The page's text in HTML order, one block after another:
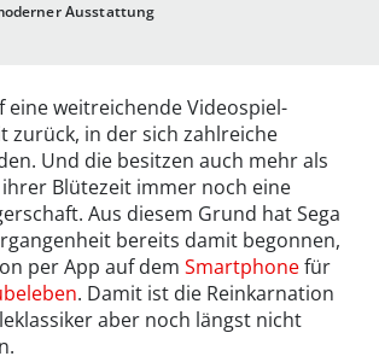
Ausstattung
eine weitreichende Videospiel-
zurück, in der sich zahlreiche
Und die besitzen auch mehr als
ihrer Blütezeit immer noch eine
Aus diesem Grund hat Sega
bereits damit begonnen,
per App auf dem Smartphonefür
. Damit ist die Reinkarnation
aber noch längst nicht